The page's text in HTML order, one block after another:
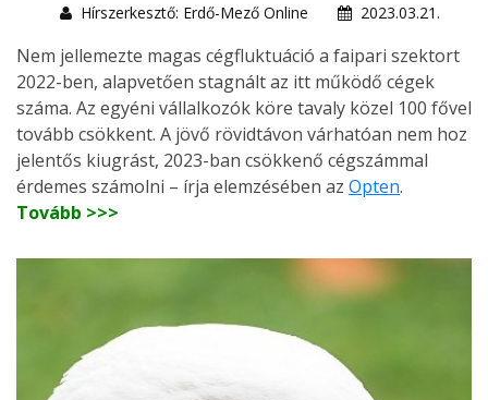
Hírszerkesztő: Erdő-Mező Online
2023.03.21.
Nem jellemezte magas cégfluktuáció a faipari szektort
2022-ben, alapvetően stagnált az itt működő cégek
száma. Az egyéni vállalkozók köre tavaly közel 100 fővel
tovább csökkent. A jövő rövidtávon várhatóan nem hoz
jelentős kiugrást, 2023-ban csökkenő cégszámmal
érdemes számolni – írja elemzésében az Opten.
Tovább >>>